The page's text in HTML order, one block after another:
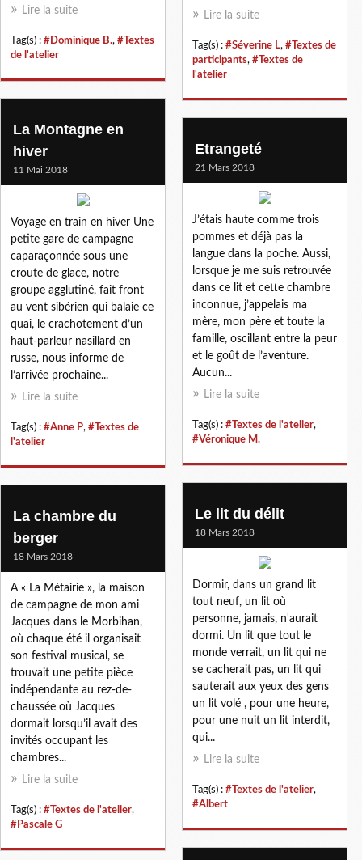
Lire la suite
Tag(s) : #Dominique B., #Textes
de l'atelier
Lire la suite
Tag(s) : #Séverine L, #Textes de
participants, #Textes de
l'atelier
La Montagne en
hiver
11 Mai 2018
Voyage en train en hiver Une
petite gare de campagne
caparaçonnée sous une
croute de glace, notre
groupe agglutiné, fait front
au vent sibérien qui balaie ce
quai, le crachotement d’un
haut-parleur nasillard en
russe, nous informe de
l’arrivée prochaine...
Lire la suite
Tag(s) : #Anne P, #Textes de
l'atelier
Etrangeté
21 Mars 2018
J’étais haute comme trois
pommes et déjà pas la
langue dans la poche. Aussi,
lorsque je me suis retrouvée
dans ce lit et cette chambre
inconnue, j’appelais ma
mère, mon père et toute la
famille, oscillant entre la peur
et le goût de l’aventure.
Aucun...
Lire la suite
Tag(s) : #Textes de l'atelier,
#Véronique M.
Le lit du délit
18 Mars 2018
Dormir, dans un grand lit
tout neuf, un lit où
personne, jamais, n'aurait
dormi. Un lit que tout le
monde verrait, un lit qui ne
se cacherait pas, un lit qui
sauterait aux yeux des gens
un lit volé , pour une heure,
pour une nuit un lit interdit,
qui...
Lire la suite
Tag(s) : #Textes de l'atelier,
#Albert
La chambre du
berger
18 Mars 2018
A « La Métairie », la maison
de campagne de mon ami
Jacques dans le Morbihan,
où chaque été il organisait
son festival musical, se
trouvait une petite pièce
indépendante au rez-de-
chaussée où Jacques
dormait lorsqu’il avait des
invités occupant les
chambres...
Lire la suite
Tag(s) : #Textes de l'atelier,
#Pascale G